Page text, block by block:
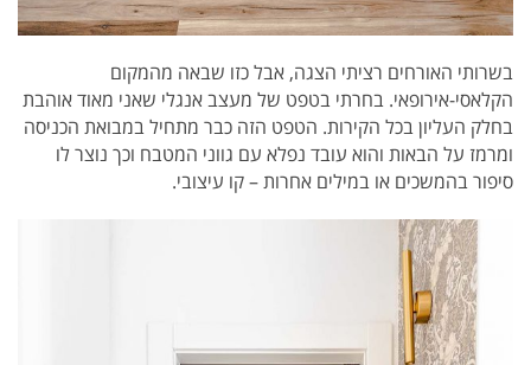
בשרותי האורחים רציתי הצגה, אבל כזו שבאה מהמקום
הקלאסי-אירופאי. בחרתי בטפט של מעצב אנגלי שאני מאוד אוהבת
בחלק העליון בכל הקירות. הטפט הזה כבר מתחיל במבואת הכניסה
ומרמז על הבאות והוא עובד נפלא עם גווני המטבח וכך נוצר לו
סיפור בהמשכים או במילים אחרות – קו עיצובי.